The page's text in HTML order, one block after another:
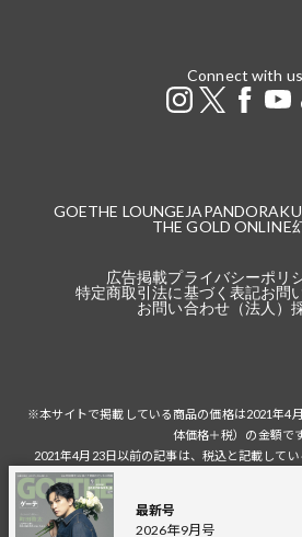
最新号
2026年9月号
Connect with us
GOETHE LOUNGE JAPANDORAKU
THE GOLD ONLINE
広告掲載プライバシーポリ
特定商取引法に基づく表記お問
お問い合わせ（法人）
※本サイトで掲載している商品の価格は2021年4
体価格＋税）の金額です
2021年4月23日以前の記事は、税込と記載して
税込の場合の税額は掲載当時の税